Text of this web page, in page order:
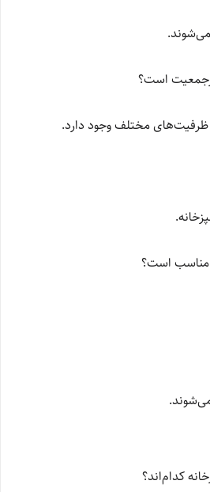
است؟
مختلف وجود دارد.
مناسب است؟
می‌شوند.
کدام‌اند؟